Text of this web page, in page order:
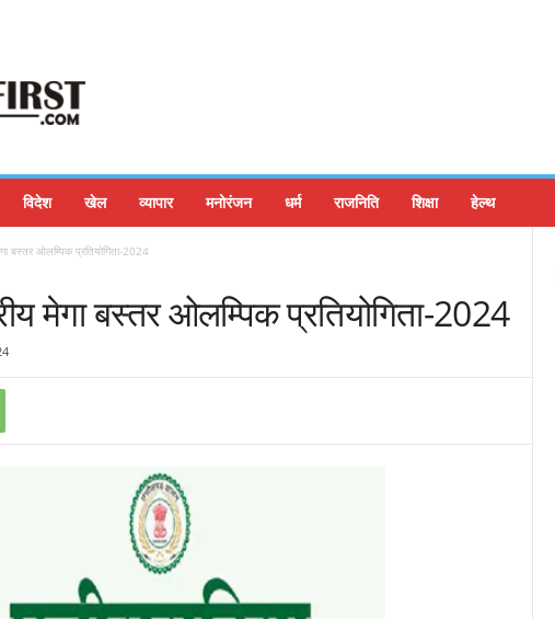
विदेश खेल व्यापार मनोरंजन धर्म राजनिति शिक्षा हेल्थ
बस्तर ओलम्पिक प्रतियोगिता-2024
मेगा बस्तर ओलम्पिक प्रतियोगिता-2024